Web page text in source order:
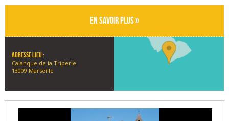
En savoir plus »
Adresse lieu :
Calanque de la Triperie
13009 Marseille